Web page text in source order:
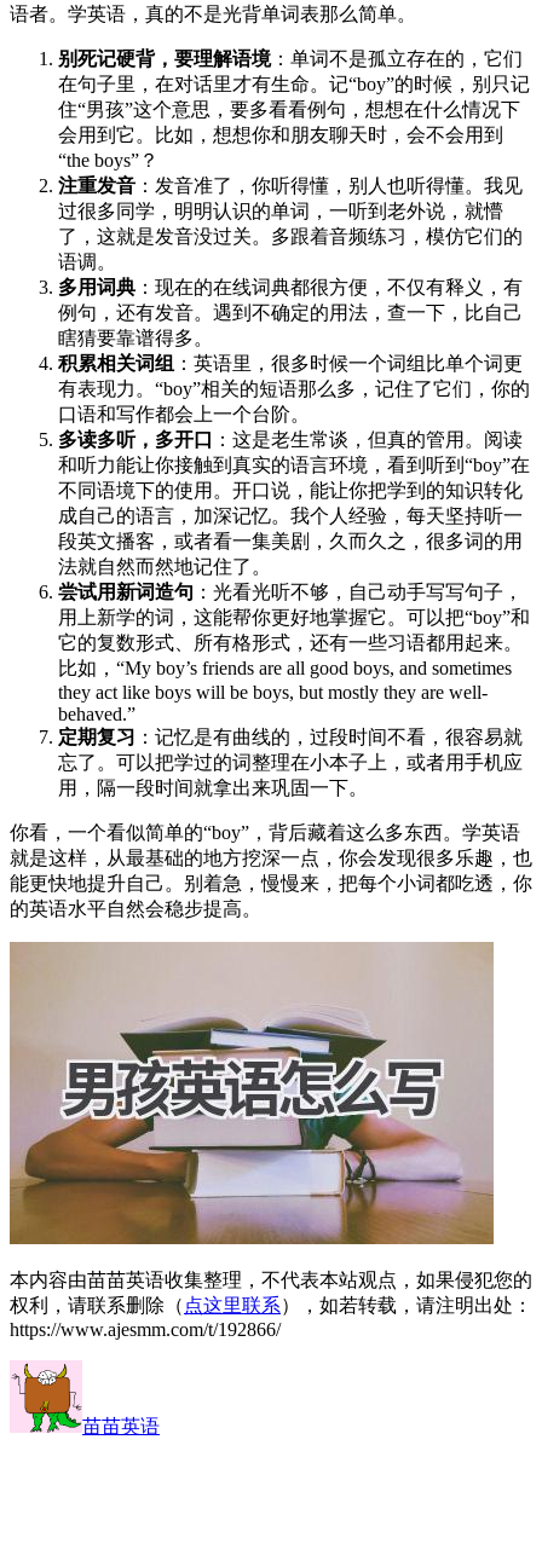
语者。学英语，真的不是光背单词表那么简单。
别死记硬背，要理解语境：单词不是孤立存在的，它们
在句子里，在对话里才有生命。记“boy”的时候，别只记
住“男孩”这个意思，要多看看例句，想想在什么情况下
会用到它。比如，想想你和朋友聊天时，会不会用到
“the boys”？
注重发音 ：发音准了，你听得懂，别人也听得懂。我见
过很多同学，明明认识的单词，一听到老外说，就懵
了，这就是发音没过关。多跟着音频练习，模仿它们的
语调。
多用词典 ：现在的在线词典都很方便，不仅有释义，有
例句，还有发音。遇到不确定的用法，查一下，比自己
瞎猜要靠谱得多。
积累相关词组 ：英语里，很多时候一个词组比单个词更
有表现力。“boy”相关的短语那么多，记住了它们，你的
口语和写作都会上一个台阶。
多读多听，多开口
：这是老生常谈，但真的管用。阅读
和听力能让你接触到真实的语言环境，看到听到“boy”在
不同语境下的使用。开口说，能让你把学到的知识转化
成自己的语言，加深记忆。我个人经验，每天坚持听一
段英文播客，或者看一集美剧，久而久之，很多词的用
法就自然而然地记住了。
尝试用新词造句 ：光看光听不够，自己动手写写句子，
用上新学的词，这能帮你更好地掌握它。可以把“boy”和
它的复数形式、所有格形式，还有一些习语都用起来。
比如，“My boy’s friends are all good boys, and sometimes
they act like boys will be boys, but mostly they are well-
behaved.”
定期复习 ：记忆是有曲线的，过段时间不看，很容易就
忘了。可以把学过的词整理在小本子上，或者用手机应
用，隔一段时间就拿出来巩固一下。
你看，一个看似简单的“boy”，背后藏着这么多东西。学英语
就是这样，从最基础的地方挖深一点，你会发现很多乐趣，也
能更快地提升自己。别着急，慢慢来，把每个小词都吃透，你
的英语水平自然会稳步提高。
本内容由苗苗英语收集整理，不代表本站观点，如果侵犯您的
权利，请联系删除（ 点这里联系），如若转载，请注明出处：
https://www.ajesmm.com/t/192866/
苗苗英语